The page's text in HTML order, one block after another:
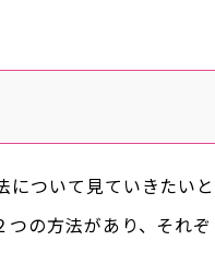
ついて見ていきたいと
の方法があり、それぞ